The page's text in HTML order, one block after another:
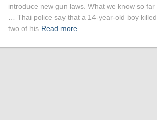
introduce new gun laws. What we know so far
… Thai police say that a 14-year-old boy killed
two of his Read more